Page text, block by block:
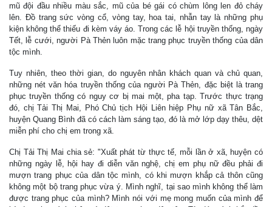
mũ đội đầu nhiều màu sắc, mũ của bé gái có chùm lông len đỏ cháy
lên. Đồ trang sức vòng cổ, vòng tay, hoa tai, nhẫn tay là những phụ
kiện không thể thiếu đi kèm váy áo. Trong các lễ hội truyền thống, ngày
Tết, lễ cưới, người Pà Thẻn luôn mặc trang phục truyền thống của dân
tộc mình.
Tuy nhiên, theo thời gian, do nguyên nhân khách quan và chủ quan,
những nét văn hóa truyền thống của người Pà Thẻn, đặc biệt là trang
phục truyền thống có nguy cơ bị mai một, pha tạp. Trước thực trạng
đó, chị Tải Thị Mai, Phó Chủ tịch Hội Liên hiệp Phụ nữ xã Tân Bắc,
huyện Quang Bình đã có cách làm sáng tạo, đó là mở lớp dạy thêu, dệt
miễn phí cho chị em trong xã.
Chị Tải Thị Mai chia sẻ: "Xuất phát từ thực tế, mỗi lần ở xã, huyện có
những ngày lễ, hội hay đi diễn văn nghệ, chị em phụ nữ đều phải đi
mượn trang phục của dân tộc mình, có khi mượn khắp cả thôn cũng
không một bộ trang phục vừa ý. Mình nghĩ, tại sao mình không thể làm
được trang phục của mình? Mình nói với mẹ mong muốn của mình để